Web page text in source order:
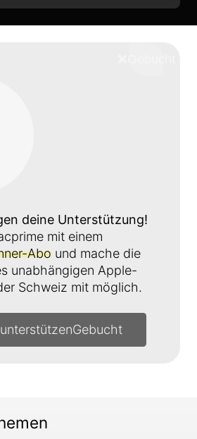
deine Unterstützung!
mit einem
Abo und mache die
unabhängigen Apple-
Schweiz mit möglich.